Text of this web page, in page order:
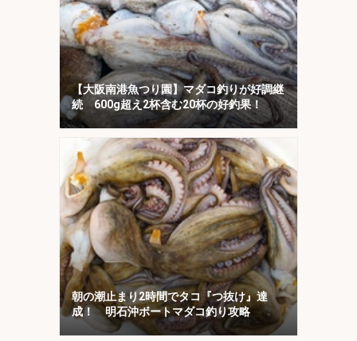
【大阪南港魚つり園】マダコ釣りが好調継
続 600g超え2杯含む20杯の好釣果！
朝の潮止まり2時間でタコ『つ抜け』達
成！ 明石沖ボートマダコ釣り攻略